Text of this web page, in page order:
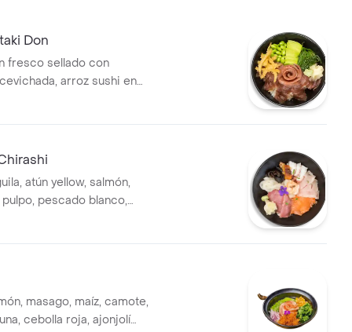
Don
fresco sellado con
arroz sushi en
seaweed salad,
atún yellow, salmón,
pescado blanco,
y arroz de sushi.
masago, maíz, camote,
cebolla roja, ajonjolí